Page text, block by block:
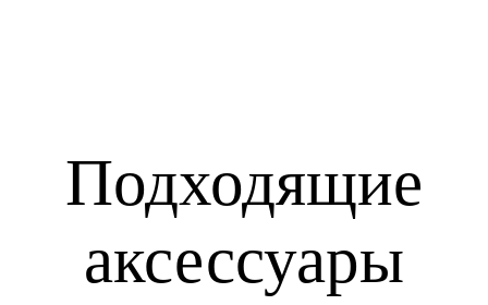
Подходящие
аксессуары